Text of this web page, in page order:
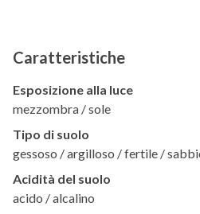
Caratteristiche
Esposizione alla luce
mezzombra / sole
Tipo di suolo
gessoso / argilloso / fertile /
Acidità del suolo
acido / alcalino